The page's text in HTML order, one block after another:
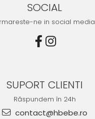
SOCIAL
ne in social media
SUPORT CLIENTI
Răspundem în 24h
contact@hbebe.ro